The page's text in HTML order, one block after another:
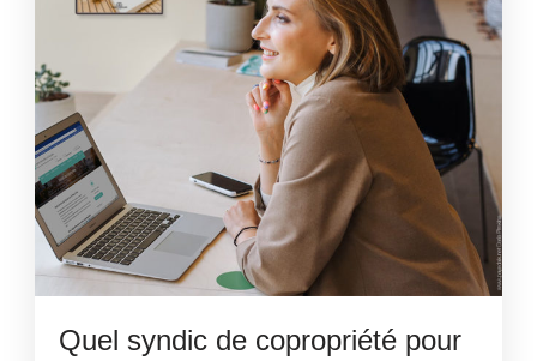
Quel syndic de copropriété pour